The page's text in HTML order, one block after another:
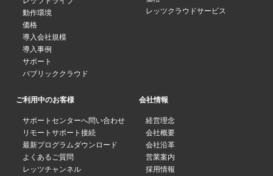
動作環境
価格
導入会社規模
導入事例
サポート
パブリッククラウド
レッツクラウドサービス
ご利用中のお客様
サポートセンターへ問い合わせ
リモートサポート接続
最新プログラムダウンロード
よくあるご質問
レッツチャンネル
会社情報
経営理念
会社概要
会社沿革
営業案内
採用情報